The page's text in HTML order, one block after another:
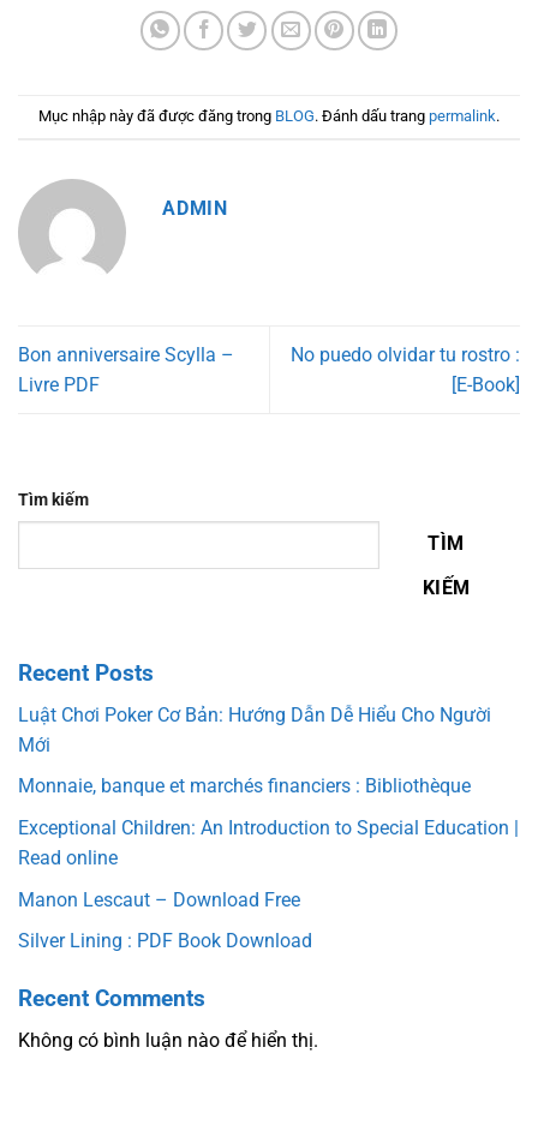
Mục nhập này đã được đăng trong BLOG. Đánh dấu trang permalink.
ADMIN
Bon anniversaire Scylla –
Livre PDF
No puedo olvidar tu rostro :
[E-Book]
Tìm kiếm
TÌM
KIẾM
Recent Posts
Luật Chơi Poker Cơ Bản: Hướng Dẫn Dễ Hiểu Cho Người
Mới
Monnaie, banque et marchés financiers : Bibliothèque
Exceptional Children: An Introduction to Special Education |
Read online
Manon Lescaut – Download Free
Silver Lining : PDF Book Download
Recent Comments
Không có bình luận nào để hiển thị.